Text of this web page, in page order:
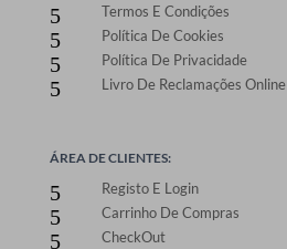
5 Termos E Condições
5 Política De Cookies
5 Política De Privacidade
5 Livro De Reclamações Online
ÁREA DE CLIENTES:
5 Registo E Login
5 Carrinho De Compras
5 CheckOut